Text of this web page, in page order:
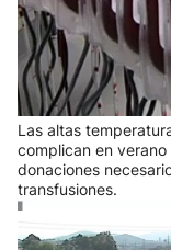
El calor
donaciones de
necesarias en
Las altas
complican en
donaciones
transfusiones.